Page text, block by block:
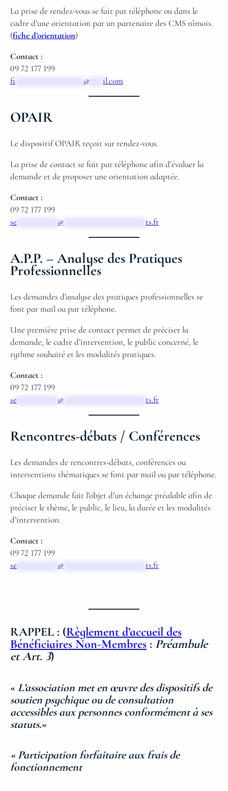
La prise de rendez-vous se fait par téléphone ou dans le
cadre d’une orientation par un partenaire des CMS nîmois.
(fiche d’orientation)
Contact :
09 72 177 199
fi
@ il.com
OPAIR
Le dispositif OPAIR reçoit sur rendez-vous.
La prise de contact se fait par téléphone afin d’évaluer la
demande et de proposer une orientation adaptée.
Contact :
09 72 177 199
se
@ ts.fr
A.P.P. – Analyse des Pratiques
Professionnelles
Les demandes d’analyse des pratiques professionnelles se
font par mail ou par téléphone.
Une première prise de contact permet de préciser la
demande, le cadre d’intervention, le public concerné, le
rythme souhaité et les modalités pratiques.
Contact :
09 72 177 199
se
@ ts.fr
Rencontres-débats / Conférences
Les demandes de rencontres-débats, conférences ou
interventions thématiques se font par mail ou par téléphone.
Chaque demande fait l’objet d’un échange préalable afin de
préciser le thème, le public, le lieu, la durée et les modalités
d’intervention.
Contact :
09 72 177 199
se
@ ts.fr
RAPPEL : (Règlement d’accueil des
Bénéficiaires Non-Membres : Préambule
et Art. 3)
« L’association met en œuvre des dispositifs de
soutien psychique ou de consultation
accessibles aux personnes conformément à ses
statuts.«
« Participation forfaitaire aux frais de
fonctionnement